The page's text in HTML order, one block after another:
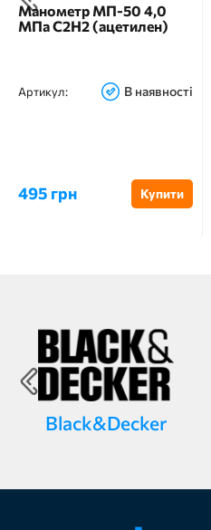
Манометр МП-50 4,0
МПа С2H2 (ацетилен)
Артикул: В наявності
495 грн Купити
Black&Decker